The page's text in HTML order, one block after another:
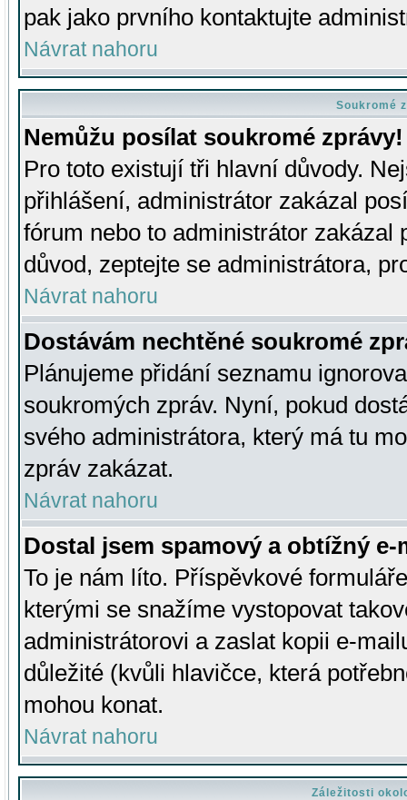
pak jako prvního kontaktujte
Návrat nahoru
Soukromé
Nemůžu posílat soukromé zprávy!
Pro toto existují tři hlavní důvody.
přihlášení, administrátor zakázal
fórum nebo to administrátor zakázal
důvod, zeptejte se administrátora,
Návrat nahoru
Dostávám nechtěné soukromé
Plánujeme přidání seznamu
soukromých zpráv. Nyní, pokud
svého administrátora, který má tu
zpráv zakázat.
Návrat nahoru
Dostal jsem spamový a obtížný
To je nám líto. Příspěvkové
kterými se snažíme vystopovat
administrátorovi a zaslat kopii e-
důležité (kvůli hlavičce, která
mohou konat.
Návrat nahoru
Záležitosti